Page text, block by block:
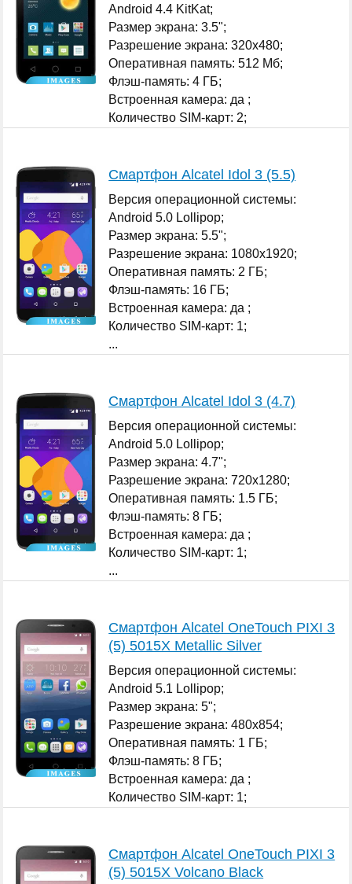
Android 4.4 KitKat;
Размер экрана: 3.5";
Разрешение экрана: 320x480;
Оперативная память: 512 Мб;
Флэш-память: 4 ГБ;
Встроенная камера: да ;
Количество SIM-карт: 2;
Смартфон Alcatel Idol 3 (5.5)
Версия операционной системы:
Android 5.0 Lollipop;
Размер экрана: 5.5";
Разрешение экрана: 1080x1920;
Оперативная память: 2 ГБ;
Флэш-память: 16 ГБ;
Встроенная камера: да ;
Количество SIM-карт: 1;
...
Смартфон Alcatel Idol 3 (4.7)
Версия операционной системы:
Android 5.0 Lollipop;
Размер экрана: 4.7";
Разрешение экрана: 720x1280;
Оперативная память: 1.5 ГБ;
Флэш-память: 8 ГБ;
Встроенная камера: да ;
Количество SIM-карт: 1;
...
Смартфон Alcatel OneTouch PIXI 3
(5) 5015X Metallic Silver
Версия операционной системы:
Android 5.1 Lollipop;
Размер экрана: 5";
Разрешение экрана: 480x854;
Оперативная память: 1 ГБ;
Флэш-память: 8 ГБ;
Встроенная камера: да ;
Количество SIM-карт: 1;
Смартфон Alcatel OneTouch PIXI 3
(5) 5015X Volcano Black